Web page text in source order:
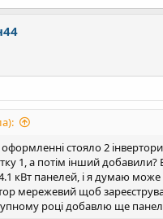
стояло 2 інвертори
1, а потім інший добавили?
кВт панелей, і я думаю може
мережевий щоб
році добавлю ще